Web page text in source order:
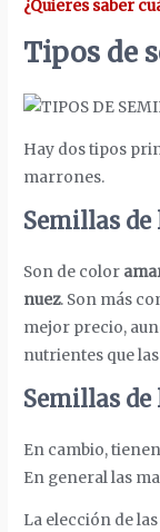
¿Quieres saber
Tipos de
Hay dos tipos
marrones.
Semillas
Son de color
nuez. Son más
mejor precio,
nutrientes que
Semillas
En cambio,
En general las
La elección de